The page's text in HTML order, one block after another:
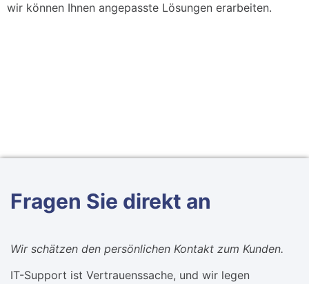
wir können Ihnen angepasste Lösungen erarbeiten.
Fragen Sie direkt an​
Wir schätzen den persönlichen Kontakt zum Kunden.
IT-Support ist Vertrauenssache, und wir legen